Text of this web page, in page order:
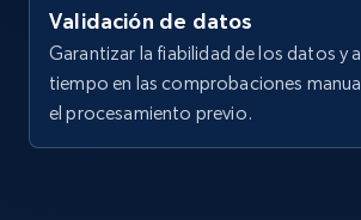
Validación de datos
Garantizar la fiabilidad de los datos y
tiempo en las comprobaciones
el procesamiento previo.